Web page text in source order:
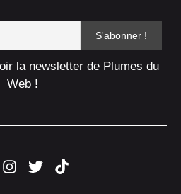
la newsletter de Plumes du
Web !